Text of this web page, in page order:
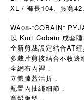
XL / 褲長104、腰寬
-
WA08-“COBAIN”
以 Kurt Cobain 成套睡
全新剪裁設定結合AT
多裁片剪接結合不收邊
全網布內裡，
立體膝蓋活折，
配置內抽繩細節，